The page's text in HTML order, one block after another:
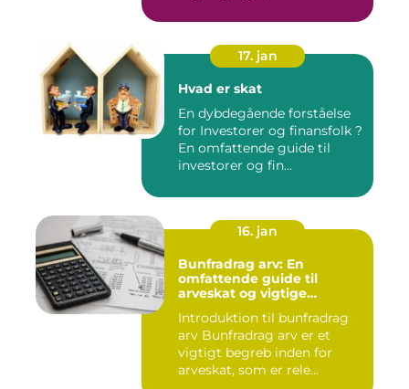
17. jan
Hvad er skat
En dybdegående forståelse
for Investorer og finansfolk ?
En omfattende guide til
investorer og fin...
16. jan
Bunfradrag arv: En
omfattende guide til
arveskat og vigtige
og finansfolk
Introduktion til bunfradrag
arv Bunfradrag arv er et
vigtigt begreb inden for
arveskat, som er rele...